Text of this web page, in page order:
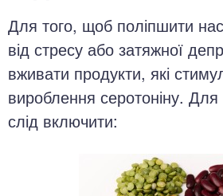
Для того, щоб поліпшити
від стресу або затяжної
вживати продукти, які
вироблення серотоніну. Для
слід включити: